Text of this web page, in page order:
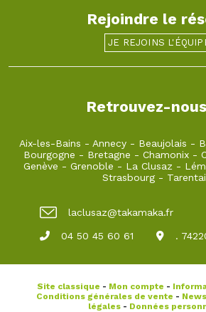
Rejoindre le
JE REJOINS
Retrouvez-
Aix-les-Bains - Annecy - Beaujolais -
Bourgogne - Bretagne - Chamonix -
Genève - Grenoble - La Clusaz -
Strasbourg-
laclusaz@takamaka.fr
04 50 45 60 61 .
Site classique - Mon compte -
Conditions générales de vente -
légales - Données